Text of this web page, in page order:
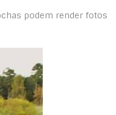
podem render fotos